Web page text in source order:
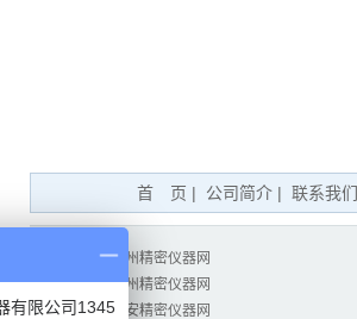
首 页 | 公司简介 | 联系我们
相关站点：广州精密仪器网
试验仪器网广州精密仪器网
测绘仪器网西安精密仪器网
有限公司1345